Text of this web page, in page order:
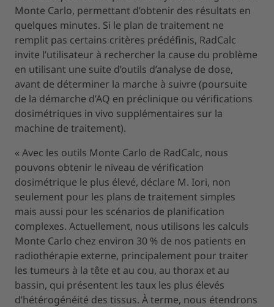
Monte Carlo, permettant d’obtenir des résultats en
quelques minutes. Si le plan de traitement ne
remplit pas certains critères prédéfinis, RadCalc
invite l’utilisateur à rechercher la cause du problème
en utilisant une suite d’outils d’analyse de dose,
avant de déterminer la marche à suivre (poursuite
de la démarche d’AQ en préclinique ou vérifications
dosimétriques in vivo supplémentaires sur la
machine de traitement).
« Avec les outils Monte Carlo de RadCalc, nous
pouvons obtenir le niveau de vérification
dosimétrique le plus élevé, déclare M. Iori, non
seulement pour les plans de traitement simples
mais aussi pour les scénarios de planification
complexes. Actuellement, nous utilisons les calculs
Monte Carlo chez environ 30 % de nos patients en
radiothérapie externe, principalement pour traiter
les tumeurs à la tête et au cou, au thorax et au
bassin, qui présentent les taux les plus élevés
d’hétérogénéité des tissus. À terme, nous étendrons